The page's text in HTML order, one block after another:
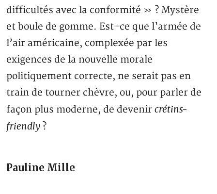
difficultés avec la conformité » ? Mystère
et boule de gomme. Est-ce que l’armée de
l’air américaine, complexée par les
exigences de la nouvelle morale
politiquement correcte, ne serait pas en
train de tourner chèvre, ou, pour parler de
façon plus moderne, de devenircrétins-
friendly ?
Pauline Mille